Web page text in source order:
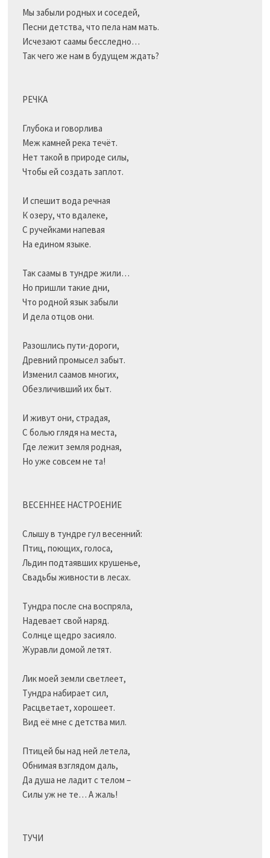
Мы забыли родных и соседей,
Песни детства, что пела нам мать.
Исчезают саамы бесследно…
Так чего же нам в будущем ждать?
РЕЧКА
Глубока и говорлива
Меж камней река течёт.
Нет такой в природе силы,
Чтобы ей создать заплот.
И спешит вода речная
К озеру, что вдалеке,
С ручейками напевая
На едином языке.
Так саамы в тундре жили…
Но пришли такие дни,
Что родной язык забыли
И дела отцов они.
Разошлись пути-дороги,
Древний промысел забыт.
Изменил саамов многих,
Обезличивший их быт.
И живут они, страдая,
С болью глядя на места,
Где лежит земля родная,
Но уже совсем не та!
ВЕСЕННЕЕ НАСТРОЕНИЕ
Слышу в тундре гул весенний:
Птиц, поющих, голоса,
Льдин подтаявших крушенье,
Свадьбы живности в лесах.
Тундра после сна воспряла,
Надевает свой наряд.
Солнце щедро засияло.
Журавли домой летят.
Лик моей земли светлеет,
Тундра набирает сил,
Расцветает, хорошеет.
Вид её мне с детства мил.
Птицей бы над ней летела,
Обнимая взглядом даль,
Да душа не ладит с телом –
Силы уж не те… А жаль!
ТУЧИ